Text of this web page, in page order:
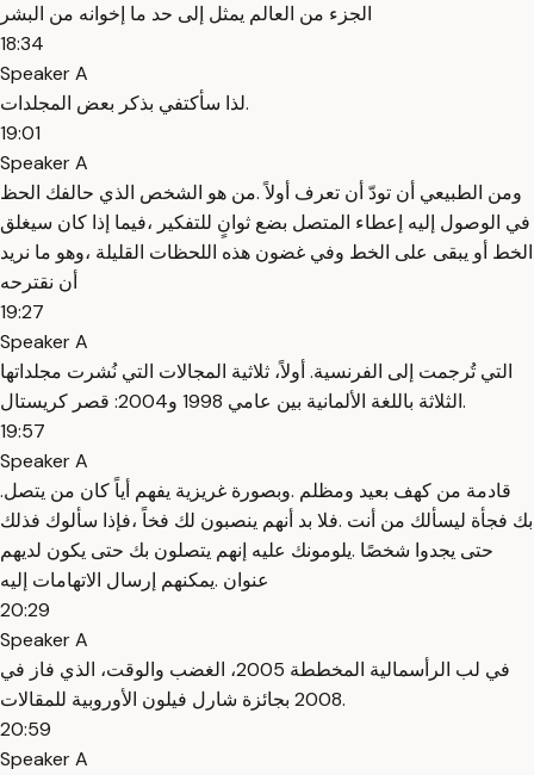
الجزء من العالم يمثل إلى حد ما إخوانه من البشر
18:34
Speaker A
لذا سأكتفي بذكر بعض المجلدات.
19:01
Speaker A
ومن الطبيعي أن تودّ أن تعرف أولاً .من هو الشخص الذي حالفك الحظ
في الوصول إليه إعطاء المتصل بضع ثوانٍ للتفكير ،فيما إذا كان سيغلق
الخط أو يبقى على الخط وفي غضون هذه اللحظات القليلة ،وهو ما نريد
أن نقترحه
19:27
Speaker A
التي تُرجمت إلى الفرنسية. أولاً، ثلاثية المجالات التي نُشرت مجلداتها
الثلاثة باللغة الألمانية بين عامي 1998 و2004: قصر كريستال.
19:57
Speaker A
.قادمة من كهف بعيد ومظلم .وبصورة غريزية يفهم أياً كان من يتصل
بك فجأة ليسألك من أنت .فلا بد أنهم ينصبون لك فخاً ،فإذا سألوك فذلك
حتى يجدوا شخصًا .يلومونك عليه إنهم يتصلون بك حتى يكون لديهم
عنوان .يمكنهم إرسال الاتهامات إليه
20:29
Speaker A
في لب الرأسمالية المخططة 2005، الغضب والوقت، الذي فاز في
2008 بجائزة شارل فيلون الأوروبية للمقالات.
20:59
Speaker A